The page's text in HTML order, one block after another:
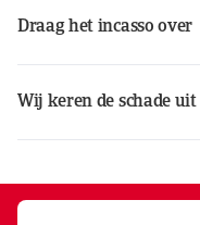
Draag het incasso over
Wij keren de schade uit